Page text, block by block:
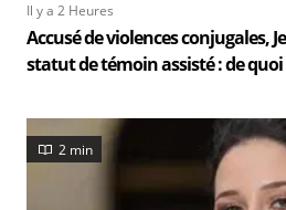
Il y a 2 Heures
Accusé de violences conjugales,
statut de témoin assisté : de quoi
2 min